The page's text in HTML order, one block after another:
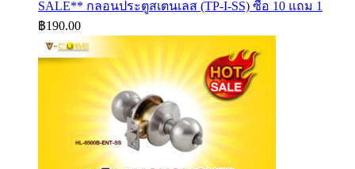
SALE** กลอนประตูสเตนเลส (TP-I-SS) ซื้อ 10 แถม 1
฿190.00